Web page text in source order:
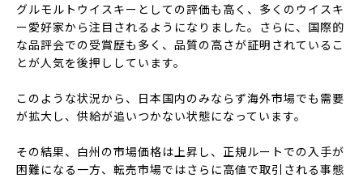
グルモルトウイスキーとしての評価も高く、多くのウイスキ
ー愛好家から注目されるようになりました。さらに、国際的
な品評会での受賞歴も多く、品質の高さが証明されているこ
とが人気を後押ししています。
このような状況から、日本国内のみならず海外市場でも需要
が拡大し、供給が追いつかない状態になっています。
その結果、白州の市場価格は上昇し、正規ルートでの入手が
困難になる一方、転売市場ではさらに高値で取引される事態